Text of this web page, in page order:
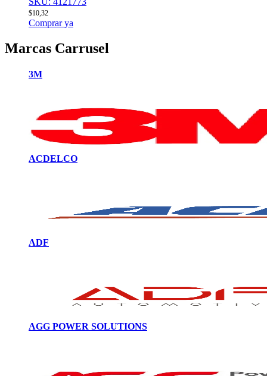
$10,32
Comprar ya
Marcas Carrusel
3M
ACDELCO
ADF
AGG POWER SOLUTIONS